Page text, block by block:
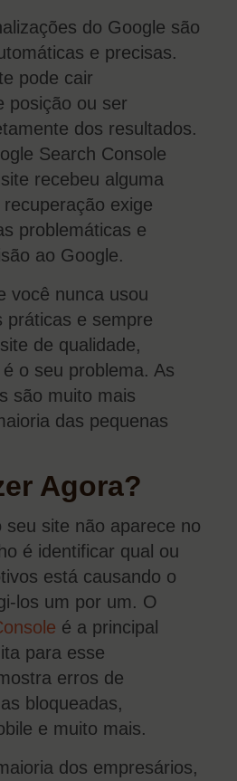
do Google são
e precisas.
pode cair
posição ou ser
dos resultados.
Search Console
recebeu alguma
exige
problemáticas e
ao Google.
você nunca usou
práticas e sempre
de qualidade,
o seu problema. As
são muito mais
das pequenas
Agora?
site não aparece no
é identificar qual ou
está causando o
los um por um. O
é a principal
para esse
erros de
bloqueadas,
e muito mais.
dos empresários,